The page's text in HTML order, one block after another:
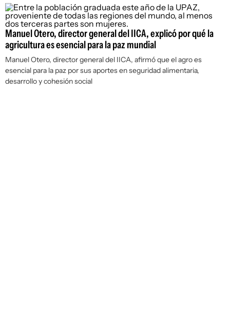
Manuel Otero, director general del IICA, explicó por qué la
agricultura es esencial para la paz mundial
Manuel Otero, director general del IICA, afirmó que el agro es
esencial para la paz por sus aportes en seguridad alimentaria,
desarrollo y cohesión social